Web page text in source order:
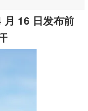
16 日发布前